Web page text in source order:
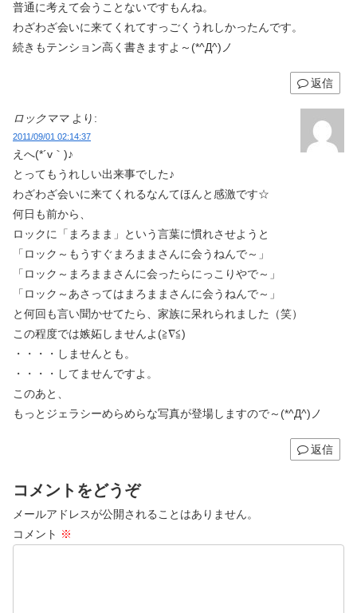
普通に考えて会うことないですもんね。
わざわざ会いに来てくれてすっごくうれしかったんです。
続きもテンション高く書きますよ～(*^Д^)ノ
返信
ロックママ より:
2011/09/01 02:14:37
えへ(*´v｀)♪
とってもうれしい出来事でした♪
わざわざ会いに来てくれるなんてほんと感激です☆
何日も前から、
ロックに「まろまま」という言葉に慣れさせようと
「ロック～もうすぐまろままさんに会うねんで～」
「ロック～まろままさんに会ったらにっこりやで～」
「ロック～あさってはまろままさんに会うねんで～」
と何回も言い聞かせてたら、家族に呆れられました（笑）
この程度では嫉妬しませんよ(≧∇≦)
・・・・しませんとも。
・・・・してませんですよ。
このあと、
もっとジェラシーめらめらな写真が登場しますので～(*^Д^)ノ
返信
コメントをどうぞ
メールアドレスが公開されることはありません。
コメント ※